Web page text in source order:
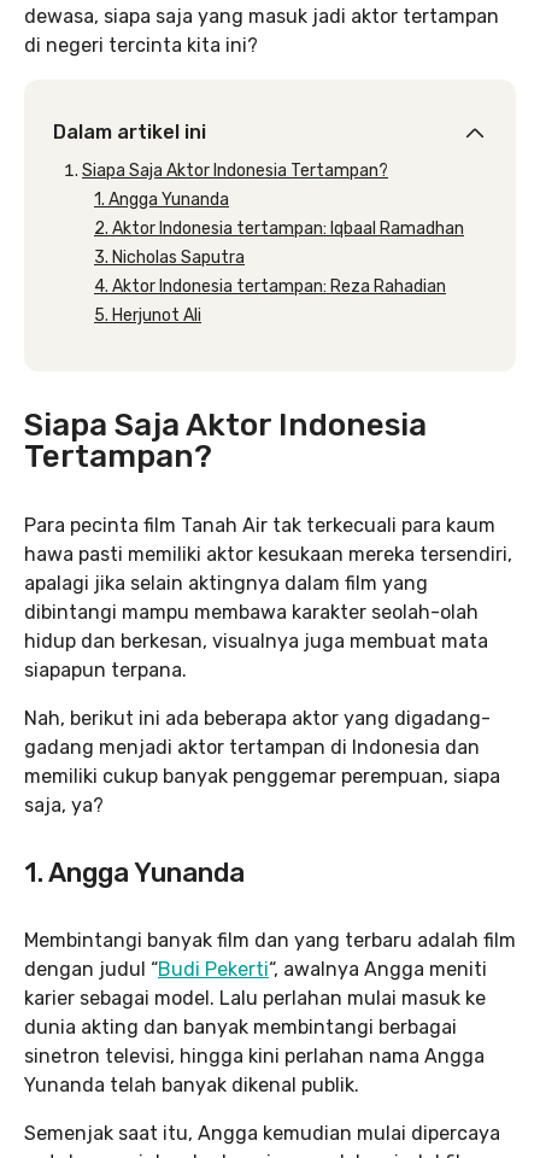
dewasa, siapa saja yang masuk jadi aktor tertampan
di negeri tercinta kita ini?
Dalam artikel ini
Siapa Saja Aktor Indonesia Tertampan?
1. Angga Yunanda
2. Aktor Indonesia tertampan: Iqbaal Ramadhan
3. Nicholas Saputra
4. Aktor Indonesia tertampan: Reza Rahadian
5. Herjunot Ali
Siapa Saja Aktor Indonesia
Tertampan?
Para pecinta film Tanah Air tak terkecuali para kaum
hawa pasti memiliki aktor kesukaan mereka tersendiri,
apalagi jika selain aktingnya dalam film yang
dibintangi mampu membawa karakter seolah-olah
hidup dan berkesan, visualnya juga membuat mata
siapapun terpana.
Nah, berikut ini ada beberapa aktor yang digadang-
gadang menjadi aktor tertampan di Indonesia dan
memiliki cukup banyak penggemar perempuan, siapa
saja, ya?
1.Angga Yunanda
Membintangi banyak film dan yang terbaru adalah film
dengan judul “Budi Pekerti“, awalnya Angga meniti
karier sebagai model. Lalu perlahan mulai masuk ke
dunia akting dan banyak membintangi berbagai
sinetron televisi, hingga kini perlahan nama Angga
Yunanda telah banyak dikenal publik.
Semenjak saat itu, Angga kemudian mulai dipercaya